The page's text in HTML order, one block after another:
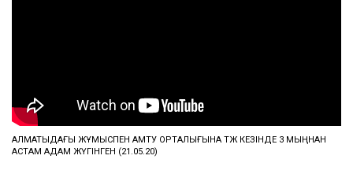
АЛМАТЫДАҒЫ ЖҰМЫСПЕН ҚАМТУ ОРТАЛЫҒЫНА ТЖ КЕЗІНДЕ 3 МЫҢНАН
АСТАМ АДАМ ЖҮГІНГЕН (21.05.20)